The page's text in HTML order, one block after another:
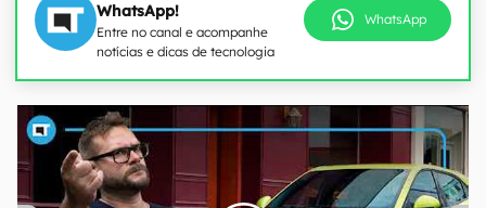
WhatsApp!
Entre no canal e acompanhe
notícias e dicas de tecnologia
WhatsApp